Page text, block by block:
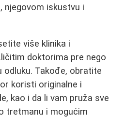
iskustvu i
više klinika i
doktorima pre nego
Takođe, obratite
koristi originalne i
kao i da li vam pruža sve
tretmanu i mogućim